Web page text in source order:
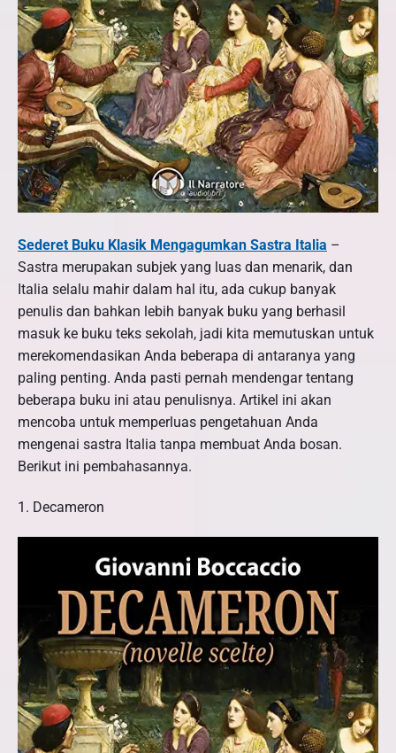
Sederet Buku Klasik Mengagumkan Sastra Italia –
Sastra merupakan subjek yang luas dan menarik, dan
Italia selalu mahir dalam hal itu, ada cukup banyak
penulis dan bahkan lebih banyak buku yang berhasil
masuk ke buku teks sekolah, jadi kita memutuskan untuk
merekomendasikan Anda beberapa di antaranya yang
paling penting. Anda pasti pernah mendengar tentang
beberapa buku ini atau penulisnya. Artikel ini akan
mencoba untuk memperluas pengetahuan Anda
mengenai sastra Italia tanpa membuat Anda bosan.
Berikut ini pembahasannya.
1. Decameron